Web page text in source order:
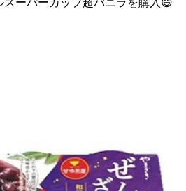
ーパーカップ超バニラを購入😄